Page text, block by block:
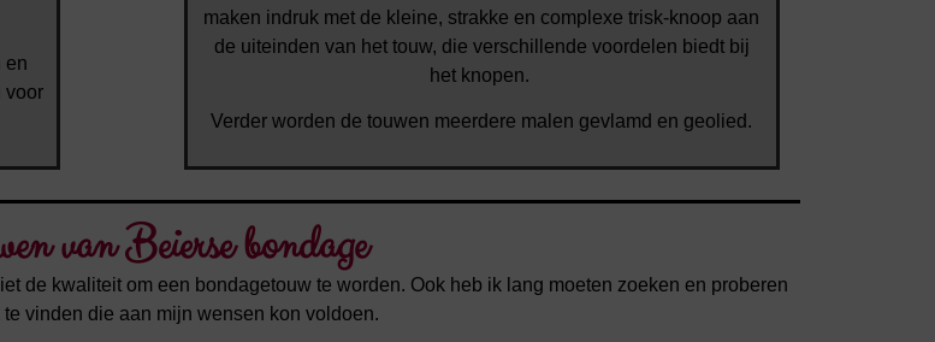
en
voor
maken indruk met de kleine, strakke en complexe trisk-knoop aan
de uiteinden van het touw, die verschillende voordelen biedt bij
het knopen.
Verder worden de touwen meerdere malen gevlamd en geolied.
van Beierse bondage
de kwaliteit om een bondagetouw te worden. Ook heb ik lang moeten zoeken en proberen
vinden die aan mijn wensen kon voldoen.